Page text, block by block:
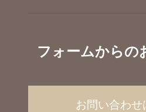
フォームからの
お問い合わせ